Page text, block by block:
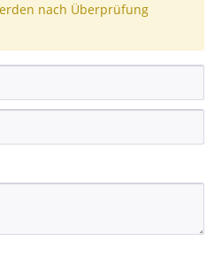
nach Überprüfung